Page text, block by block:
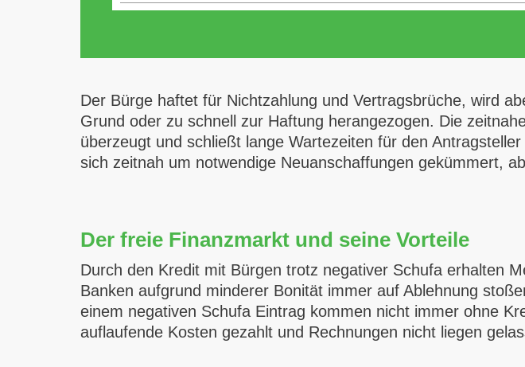
Der Bürge haftet für Nichtzahlung und Vertragsbrüche, wird
Grund oder zu schnell zur Haftung herangezogen. Die
überzeugt und schließt lange Wartezeiten für den
sich zeitnah um notwendige Neuanschaffungen gekümmert,
Der freie Finanzmarkt und seine Vorteile
Durch den Kredit mit Bürgen trotz negativer Schufa erhalten
Banken aufgrund minderer Bonität immer auf Ablehnung
einem negativen Schufa Eintrag kommen nicht immer ohne
auflaufende Kosten gezahlt und Rechnungen nicht liegen